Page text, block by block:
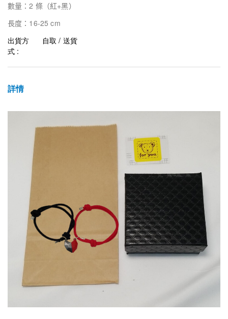
數量：2 條（紅 +黑）
長度： 16-25 cm
出貨方
式 :
自取 / 送貨
詳情